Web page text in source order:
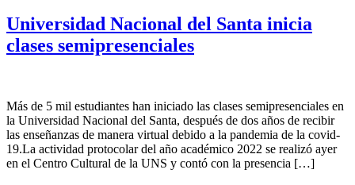
Universidad Nacional del Santa inicia
clases semipresenciales
Más de 5 mil estudiantes han iniciado las clases semipresenciales en
la Universidad Nacional del Santa, después de dos años de recibir
las enseñanzas de manera virtual debido a la pandemia de la covid-
19.La actividad protocolar del año académico 2022 se realizó ayer
en el Centro Cultural de la UNS y contó con la presencia […]